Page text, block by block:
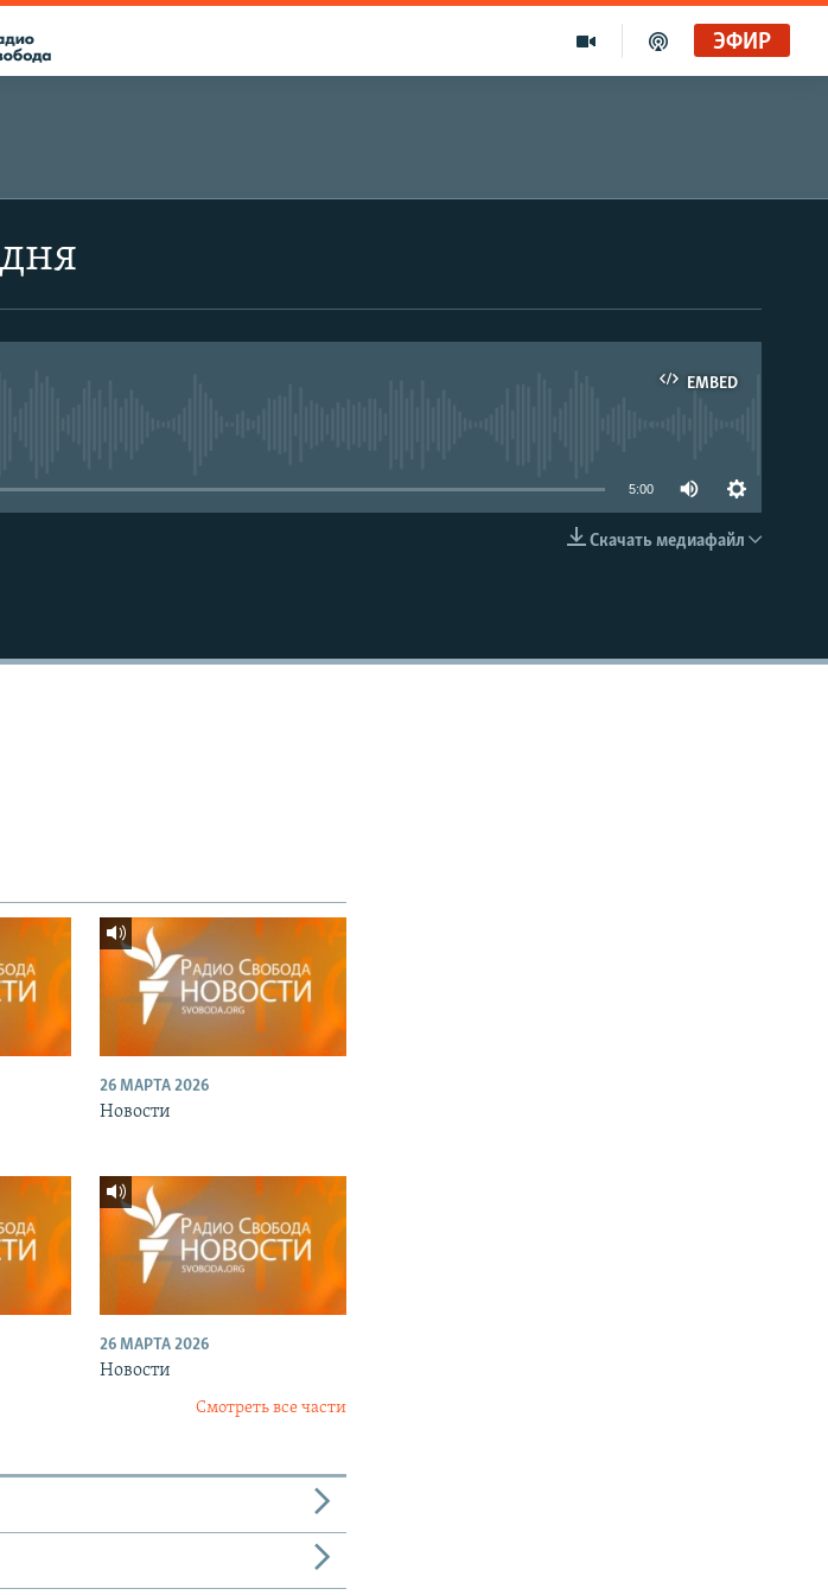
ЭФИР
EMBED
EMBED
5:00
Скачать медиафайл
26 МАРТА 2026
Новости
26 МАРТА 2026
Новости
Смотреть все части